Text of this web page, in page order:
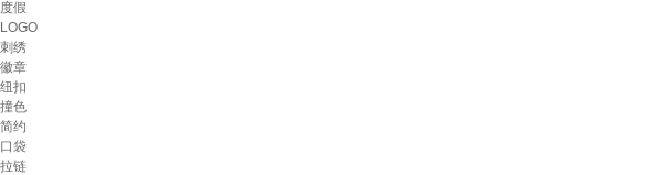
度假
LOGO
刺绣
徽章
纽扣
撞色
简约
口袋
拉链